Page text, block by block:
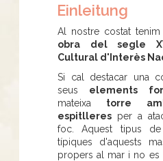
Einleitung
Al nostre costat tenim
obra del segle
Cultural d'Interès
Si cal destacar una
seus elements
mateixa torre
espitlleres per a
foc. Aquest tipus de
típiques d'aquests
propers al mar i no es